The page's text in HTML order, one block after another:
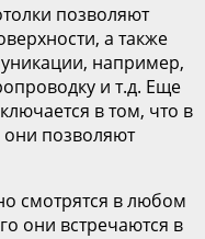
позволяют
а также
например,
и т.д. Еще
в том, что в
они позволяют
смотрятся в любом
они встречаются в